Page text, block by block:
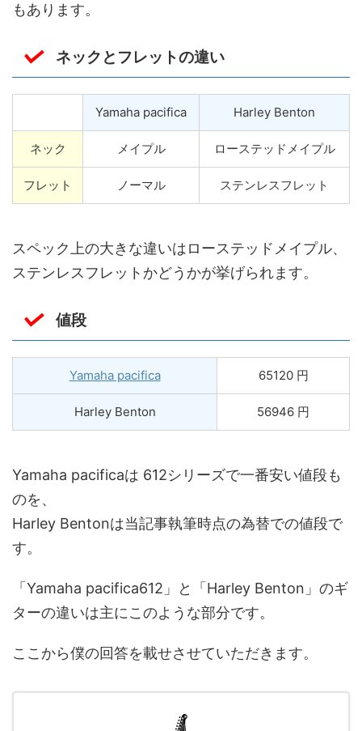
もあります。
ネックとフレットの違い
Yamaha pacifica Harley Benton
ネック メイプル ローステッドメイプル
フレット ノーマル ステンレスフレット
スペック上の大きな違いはローステッドメイプル、
ステンレスフレットかどうかが挙げられます。
値段
Yamaha pacifica 65120 円
Harley Benton 56946 円
Yamaha pacificaは 612シリーズで一番安い値段も
のを、
Harley Bentonは当記事執筆時点の為替での値段で
す。
「Yamaha pacifica612」と「Harley Benton」のギ
ターの違いは主にこのような部分です。
ここから僕の回答を載せさせていただきます。